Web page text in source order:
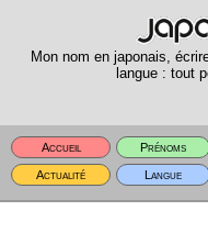
Mon nom en japonais,
langue : tout
Accueil Prénoms
Actualité
Langue